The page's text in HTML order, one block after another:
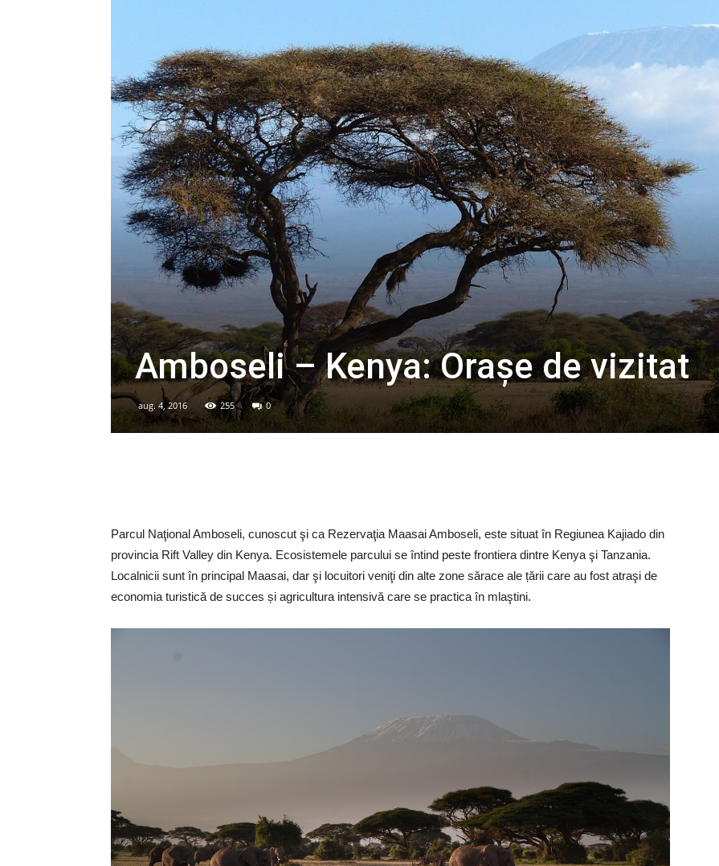
Amboseli – Kenya: Orașe de vizitat
aug. 4, 2016 255 0
Parcul Naţional Amboseli, cunoscut şi ca Rezervaţia Maasai Amboseli, este situat în Regiunea Kajiado din
provincia Rift Valley din Kenya. Ecosistemele parcului se întind peste frontiera dintre Kenya şi Tanzania.
Localnicii sunt în principal Maasai, dar şi locuitori veniţi din alte zone sărace ale țării care au fost atraşi de
economia turistică de succes și agricultura intensivă care se practica în mlaştini.